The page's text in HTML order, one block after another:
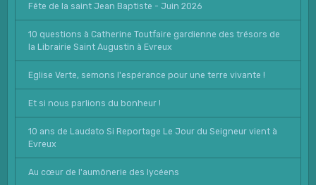
Fête de la saint Jean Baptiste - Juin 2026
10 questions à Catherine Toutfaire gardienne des trésors de
la Librairie Saint Augustin à Evreux
Eglise Verte, semons l'espérance pour une terre vivante !
Et si nous parlions du bonheur !
10 ans de Laudato Si Reportage Le Jour du Seigneur vient à
Evreux
Au cœur de l'aumônerie des lycéens